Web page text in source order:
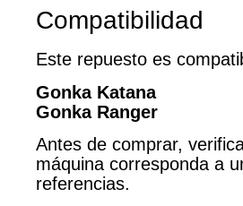
Compatibilidad
Este repuesto es
Gonka Katana
Gonka Ranger
Antes de comprar,
máquina corresponda a
referencias.